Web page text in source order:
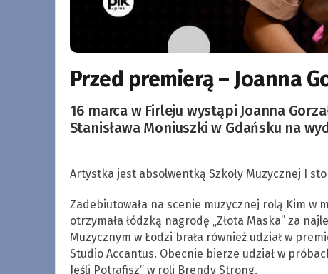
Przed premierą – Joanna
16 marca w Firleju wystąpi Joanna
Stanisława Moniuszki w Gdańsku na
Artystka jest absolwentką Szkoły Muzycznej I
Zadebiutowała na scenie muzycznej rolą Kim w
otrzymała łódzką nagrodę „Złota Maska” za
Muzycznym w Łodzi brała również udział w
Studio Accantus. Obecnie bierze udział w
Jeśli Potrafisz” w roli Brendy Strong.